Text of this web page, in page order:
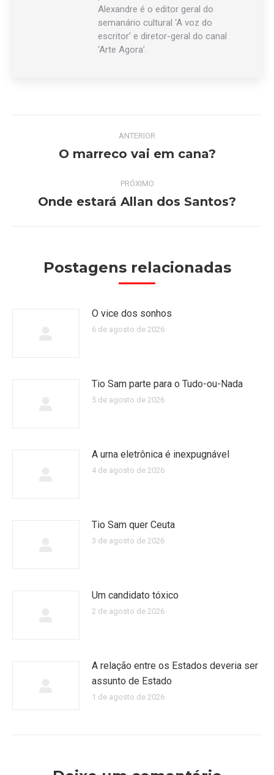
Alexandre é o editor geral do
semanário cultural ‘A voz do
escritor’ e diretor-geral do canal
‘Arte Agora’.
NavegaçãoANTERIOR
Post
O marreco vai em cana?
PRÓXIMO
Próximo
Onde estará Allan dos Santos?
Postagens relacionadas
O vice dos sonhos
6 de agosto de 2026
Tio Sam parte para o Tudo-ou-Nada
5 de agosto de 2026
A urna eletrônica é inexpugnável
4 de agosto de 2026
Tio Sam quer Ceuta
3 de agosto de 2026
Um candidato tóxico
2 de agosto de 2026
A relação entre os Estados deveria ser
assunto de Estado
1 de agosto de 2026